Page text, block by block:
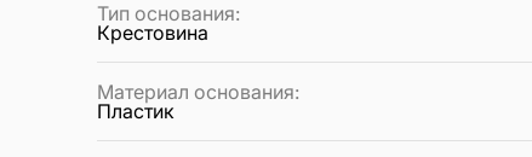
Тип основания:
Крестовина
Материал основания:
Пластик